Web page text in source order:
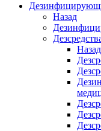
Назад
Назад